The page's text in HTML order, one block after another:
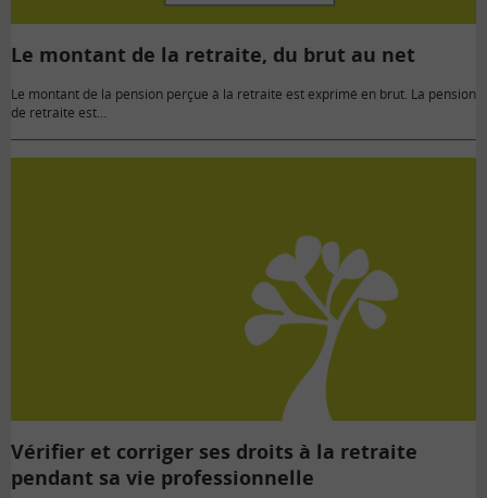
Le montant de la retraite, du brut au net
Le montant de la pension perçue à la retraite est exprimé en brut. La pension
de retraite est…
Vérifier et corriger ses droits à la retraite
pendant sa vie professionnelle